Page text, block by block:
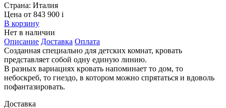
Страна: Италия
Цена от 843 900 i
В корзину
Нет в наличии
Описание Доставка Оплата
Созданная специально для детских комнат, кровать
представляет собой одну единую линию.
В разных вариациях кровать напоминает то дом, то
небоскреб, то гнездо, в котором можно спрятаться и вдоволь
пофантазировать.
Доставка